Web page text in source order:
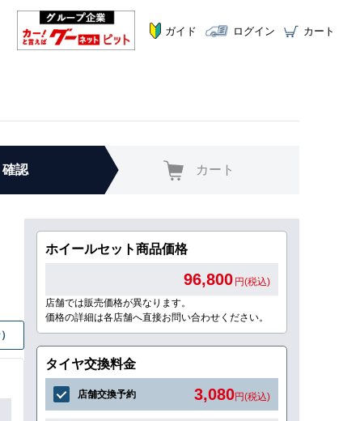
ガイド ログイン カート
確認 カート
ホイールセット商品価格
96,800 円(税込)
店舗では販売価格が異なります。
価格の詳細は各店舗へ直接お問い合わせください。
タイヤ交換料金
店舗交換予約 3,080円(税込)